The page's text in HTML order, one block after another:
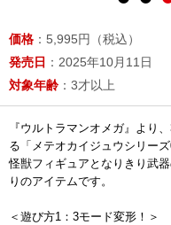
価格 ：5,995円（税込）
発売日 ：2025年10月11日
対象年齢 ：3才以上
『ウルトラマンオメガ』より
る「メテオカイジュウシリー
怪獣フィギュアとなりきり武
りのアイテムです。
＜遊び方1：3モード変形！＞